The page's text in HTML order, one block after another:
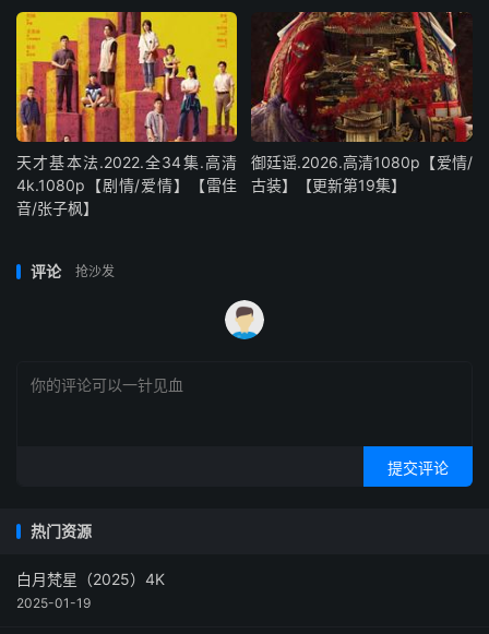
天才基本法.2022.全34集.高清
4k.1080p【剧情/爱情】【雷佳
音/张子枫】
御廷谣.2026.高清1080p【爱情/
古装】【更新第19集】
评论 抢沙发
提交评论
热门资源
白月梵星（2025）4K
2025-01-19